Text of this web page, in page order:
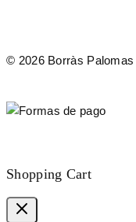
© 2026 Borràs Palomas
Shopping Cart